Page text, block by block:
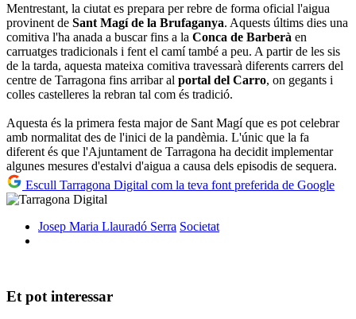
Mentrestant, la ciutat es prepara per rebre de forma oficial l'aigua
provinent de Sant Magí de la Brufaganya. Aquests últims dies una
comitiva l'ha anada a buscar fins a la Conca de Barberà en
carruatges tradicionals i fent el camí també a peu. A partir de les sis
de la tarda, aquesta mateixa comitiva travessarà diferents carrers del
centre de Tarragona fins arribar al portal del Carro, on gegants i
colles castelleres la rebran tal com és tradició.
Aquesta és la primera festa major de Sant Magí que es pot celebrar
amb normalitat des de l'inici de la pandèmia. L'únic que la fa
diferent és que l'Ajuntament de Tarragona ha decidit implementar
algunes mesures d'estalvi d'aigua a causa dels episodis de sequera.
Escull Tarragona Digital com la teva font preferida de Google
Josep Maria Llauradó Serra Societat
Et pot interessar